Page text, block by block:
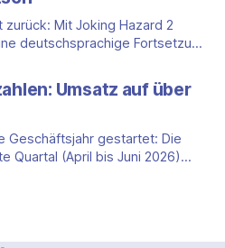
vier
Mit Joking Hazard 2
deutschsprachige Fortsetzung
Spieleschmiede. Wir ordnen
dem Motto „Die fiesen
und wo sie schweigt.
Umsatz auf über
Geschäftsjahr gestartet: Die
Quartal (April bis Juni 2026)
Getragen wird das